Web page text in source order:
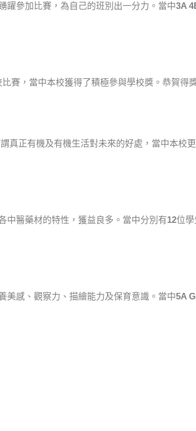
躍參加比賽，為自己的班別出一分力。當中3A
賽，當中本校獲得了積極參與學校獎。恭賀得
真正有機及有機生活對未來的好處，當中本校
中醫藥材的特性，獲益良多。當中分別有12位學
美感、觀察力、描繪能力及保育意識。當中5A